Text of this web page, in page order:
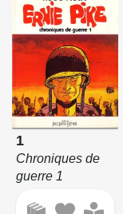
1
Chroniques de
guerre 1